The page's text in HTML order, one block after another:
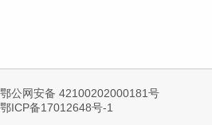
鄂公网安备 42100202000181号
鄂ICP备17012648号-1